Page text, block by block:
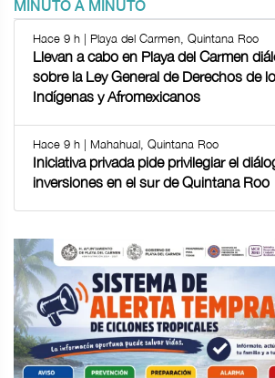
MINUTO A MINUTO
Hace 9 h | Playa del Carmen, Quintana Roo
Llevan a cabo en Playa del Carmen
sobre la Ley General de Derechos de
Indígenas y Afromexicanos
Hace 9 h | Mahahual, Quintana Roo
Iniciativa privada pide privilegiar el
inversiones en el sur de Quintana Roo